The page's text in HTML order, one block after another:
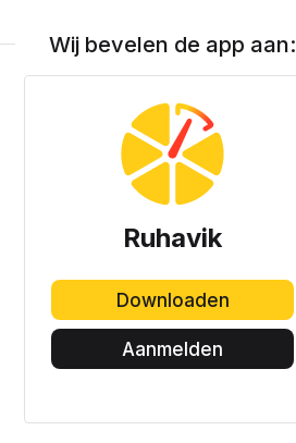
Wij bevelen de app aan:
Ruhavik
Downloaden
Aanmelden